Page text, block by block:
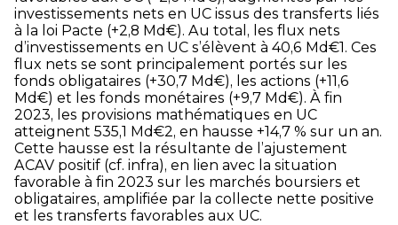
investissements nets en UC issus des transferts liés
à la loi Pacte (+2,8 Md€). Au total, les flux nets
d’investissements en UC s’élèvent à 40,6 Md€1. Ces
flux nets se sont principalement portés sur les
fonds obligataires (+30,7 Md€), les actions (+11,6
Md€) et les fonds monétaires (+9,7 Md€). À fin
2023, les provisions mathématiques en UC
atteignent 535,1 Md€2, en hausse +14,7 % sur un an.
Cette hausse est la résultante de l’ajustement
ACAV positif (cf. infra), en lien avec la situation
favorable à fin 2023 sur les marchés boursiers et
obligataires, amplifiée par la collecte nette positive
et les transferts favorables aux UC.